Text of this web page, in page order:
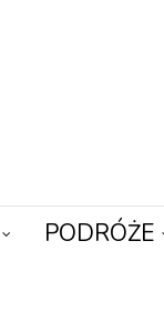
PODRÓŻE